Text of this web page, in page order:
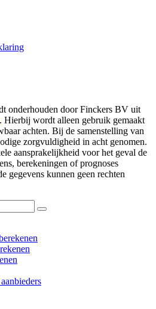
onderhouden door Finckers BV uit
Hierbij wordt alleen gebruik gemaakt
achten. Bij de samenstelling van
zorgvuldigheid in acht genomen.
aansprakelijkheid voor het geval de
berekeningen of prognoses
gegevens kunnen geen rechten